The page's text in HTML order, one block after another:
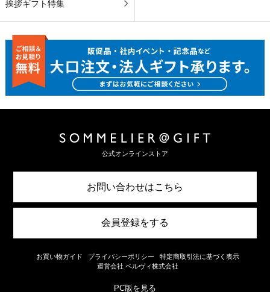
挨拶ギフト特集
公式オンラインストア
お問い合わせはこちら
会員登録をする
お買い物ガイド プライバシーポリシー
特定商取引法に基づく表示
運営会社 ベルヴィ株式会社
PC版を見る